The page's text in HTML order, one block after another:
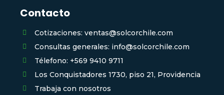
Contacto
Cotizaciones: ventas@solcorchile.com
Consultas generales: info@solcorchile.com
Télefono: +569 9410 9711
Los Conquistadores 1730, piso 21, Providencia
Trabaja con nosotros